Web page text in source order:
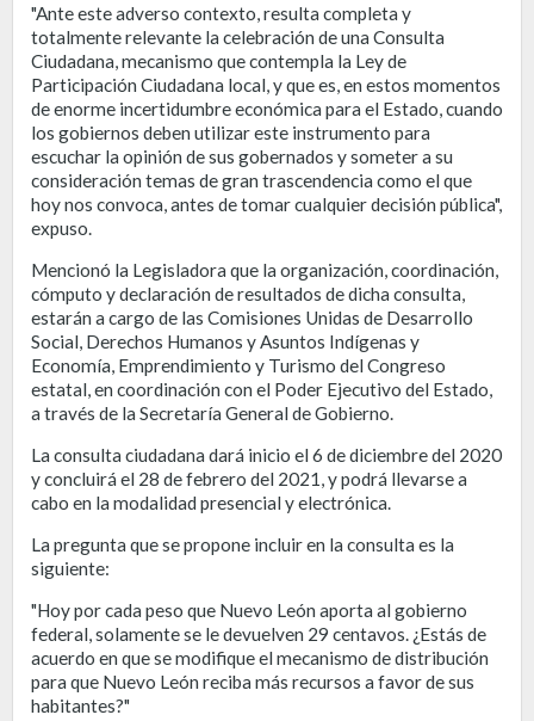
"Ante este adverso contexto, resulta completa y
totalmente relevante la celebración de una Consulta
Ciudadana, mecanismo que contempla la Ley de
Participación Ciudadana local, y que es, en estos momentos
de enorme incertidumbre económica para el Estado, cuando
los gobiernos deben utilizar este instrumento para
escuchar la opinión de sus gobernados y someter a su
consideración temas de gran trascendencia como el que
hoy nos convoca, antes de tomar cualquier decisión pública",
expuso.
Mencionó la Legisladora que la organización, coordinación,
cómputo y declaración de resultados de dicha consulta,
estarán a cargo de las Comisiones Unidas de Desarrollo
Social, Derechos Humanos y Asuntos Indígenas y
Economía, Emprendimiento y Turismo del Congreso
estatal, en coordinación con el Poder Ejecutivo del Estado,
a través de la Secretaría General de Gobierno.
La consulta ciudadana dará inicio el 6 de diciembre del 2020
y concluirá el 28 de febrero del 2021, y podrá llevarse a
cabo en la modalidad presencial y electrónica.
La pregunta que se propone incluir en la consulta es la
siguiente:
"Hoy por cada peso que Nuevo León aporta al gobierno
federal, solamente se le devuelven 29 centavos. ¿Estás de
acuerdo en que se modifique el mecanismo de distribución
para que Nuevo León reciba más recursos a favor de sus
habitantes?"